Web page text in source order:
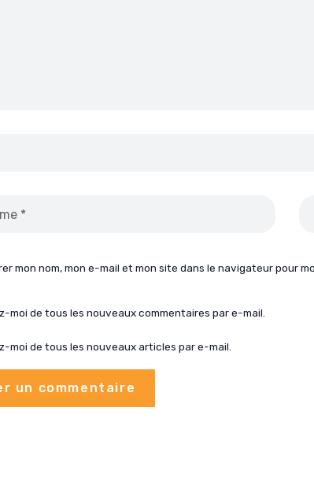
mon nom, mon e-mail et mon site dans le navigateur pour
moi de tous les nouveaux commentaires par e-mail.
moi de tous les nouveaux articles par e-mail.